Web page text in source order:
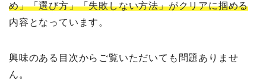
め」「選び方」「失敗しない方法」がクリアに掴める
内容となっています。
興味のある目次からご覧いただいても問題ありませ
ん。